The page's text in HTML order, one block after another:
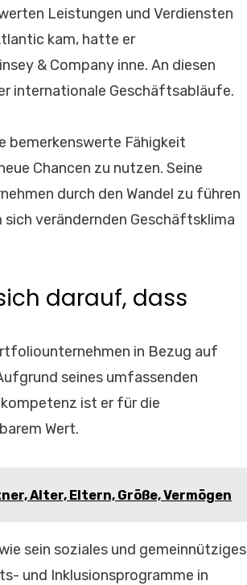
Leistungen und Verdiensten
kam, hatte er
& Company inne. An diesen
internationale Geschäftsabläufe.
bemerkenswerte Fähigkeit
Chancen zu nutzen. Seine
durch den Wandel zu führen
verändernden Geschäftsklima
darauf, dass
in Bezug auf
seines umfassenden
ist er für die
Wert.
Alter, Eltern, Größe, Vermögen
sein soziales und gemeinnütziges
und Inklusionsprogramme in